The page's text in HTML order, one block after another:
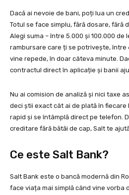
Dacă ai nevoie de bani, poți lua un
Totul se face simplu, fără dosare, fără
Alegi suma – între 5.000 și 100.000 de
rambursare care ți se potrivește, între
vine repede, în doar câteva minute.
contractul direct în aplicație și banii
Nu ai comision de analiză și nici taxe
deci știi exact cât ai de plată în fiecare
rapid și se întâmplă direct pe telefon.
creditare fără bătăi de cap, Salt te
Ce este Salt Bank?
Salt Bank este o bancă modernă din
face viața mai simplă când vine vorba